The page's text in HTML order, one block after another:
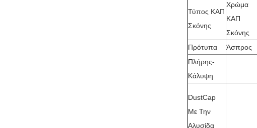
Τύπος ΚΑΠ
Σκόνης
Χρώμα
ΚΑΠ
Σκόνης
Πρότυπα Άσπρος
Πλήρης-
Κάλυψη
DustCap
Με Την
Αλυσίδα